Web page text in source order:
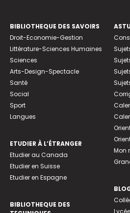
BIBLIOTHEQUE DES SAVOIRS
Droit-Economie-Gestion
Littérature-Sciences Humaines
Sciences
Arts-Design-Spectacle
Santé
Social
Sport
Langues
ETUDIER À L’ÉTRANGER
Etudier au Canada
Etudier en Suisse
Etudier en Espagne
BIBLIOTHEQUE DES
Mon
Lycée